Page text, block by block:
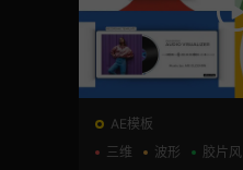
AE模板
三维
波形 胶片风